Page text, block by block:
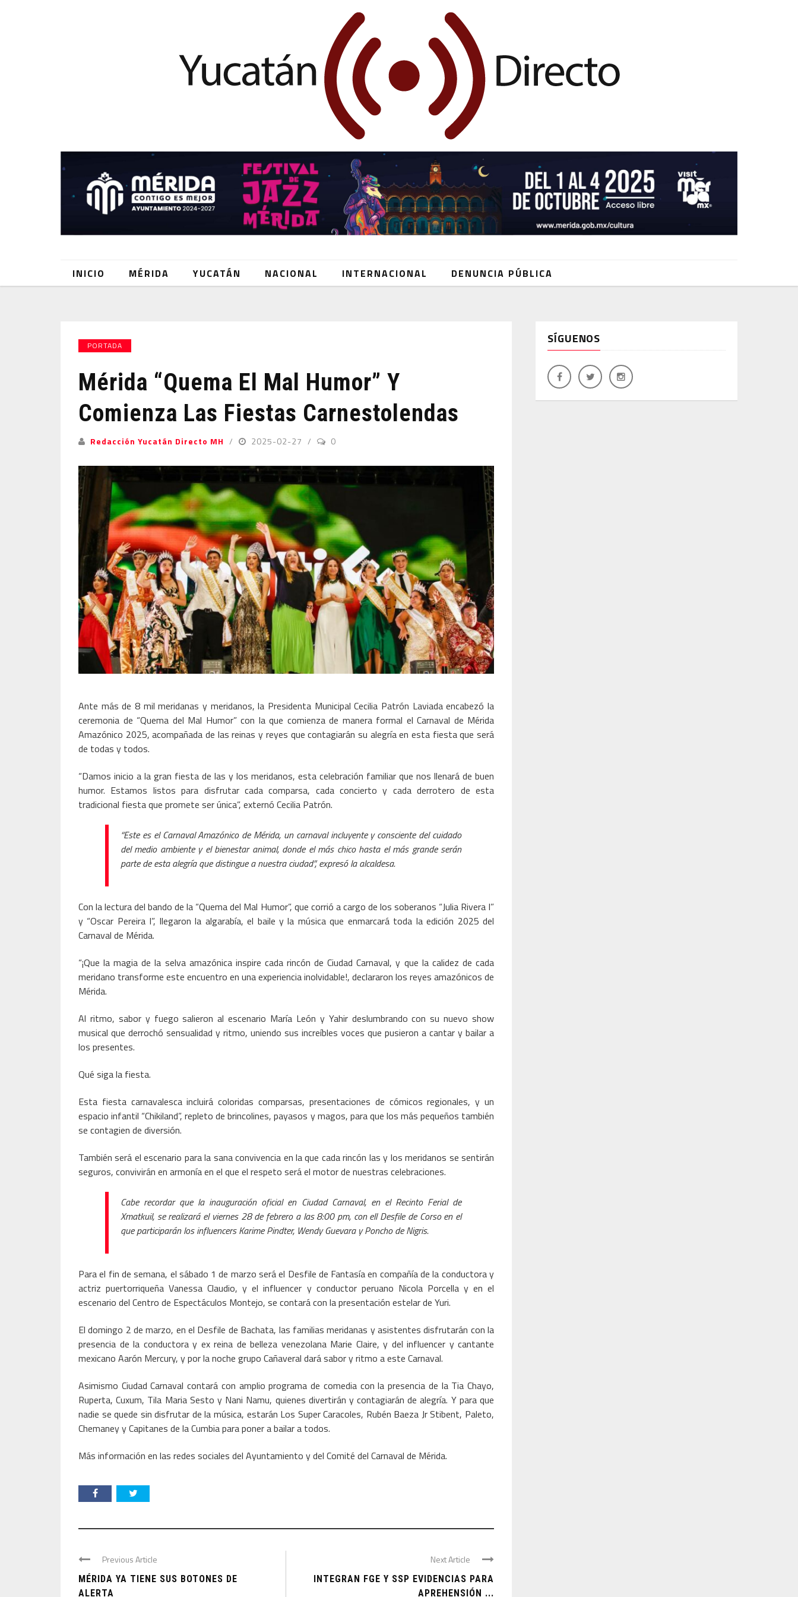
INICIO MÉRIDA YUCATÁN NACIONAL INTERNACIONAL DENUNCIA PÚBLICA
PORTADA
Mérida “quema El Mal Humor” Y
Comienza Las Fiestas Carnestolendas
Redacción Yucatán Directo MH 2025-02-27 0
Ante más de 8 mil meridanas y meridanos, la Presidenta Municipal Cecilia Patrón Laviada encabezó la
ceremonia de “Quema del Mal Humor” con la que comienza de manera formal el Carnaval de Mérida
Amazónico 2025, acompañada de las reinas y reyes que contagiarán su alegría en esta fiesta que será
de todas y todos.
“Damos inicio a la gran fiesta de las y los meridanos, esta celebración familiar que nos llenará de buen
humor. Estamos listos para disfrutar cada comparsa, cada concierto y cada derrotero de esta
tradicional fiesta que promete ser única”, externó Cecilia Patrón.
“Este es el Carnaval Amazónico de Mérida, un carnaval incluyente y consciente del cuidado
del medio ambiente y el bienestar animal, donde el más chico hasta el más grande serán
parte de esta alegría que distingue a nuestra ciudad”, expresó la alcaldesa.
Con la lectura del bando de la “Quema del Mal Humor”, que corrió a cargo de los soberanos “Julia Rivera I”
y “Oscar Pereira I”, llegaron la algarabía, el baile y la música que enmarcará toda la edición 2025 del
Carnaval de Mérida.
“¡Que la magia de la selva amazónica inspire cada rincón de Ciudad Carnaval, y que la calidez de cada
meridano transforme este encuentro en una experiencia inolvidable!, declararon los reyes amazónicos de
Mérida.
Al ritmo, sabor y fuego salieron al escenario María León y Yahir deslumbrando con su nuevo show
musical que derrochó sensualidad y ritmo, uniendo sus increíbles voces que pusieron a cantar y bailar a
los presentes.
Qué siga la fiesta.
Esta fiesta carnavalesca incluirá coloridas comparsas, presentaciones de cómicos regionales, y un
espacio infantil “Chikiland”, repleto de brincolines, payasos y magos, para que los más pequeños también
se contagien de diversión.
También será el escenario para la sana convivencia en la que cada rincón las y los meridanos se sentirán
seguros, convivirán en armonía en el que el respeto será el motor de nuestras celebraciones.
Cabe recordar que la inauguración oficial en Ciudad Carnaval, en el Recinto Ferial de
Xmatkuil, se realizará el viernes 28 de febrero a las 8:00 pm, con ell Desfile de Corso en el
que participarán los influencers Karime Pindter, Wendy Guevara y Poncho de Nigris.
Para el fin de semana, el sábado 1 de marzo será el Desfile de Fantasía en compañía de la conductora y
actriz puertorriqueña Vanessa Claudio, y el influencer y conductor peruano Nicola Porcella y en el
escenario del Centro de Espectáculos Montejo, se contará con la presentación estelar de Yuri.
El domingo 2 de marzo, en el Desfile de Bachata, las familias meridanas y asistentes disfrutarán con la
presencia de la conductora y ex reina de belleza venezolana Marie Claire, y del influencer y cantante
mexicano Aarón Mercury, y por la noche grupo Cañaveral dará sabor y ritmo a este Carnaval.
Asimismo Ciudad Carnaval contará con amplio programa de comedia con la presencia de la Tia Chayo,
Ruperta, Cuxum, Tila Maria Sesto y Nani Namu, quienes divertirán y contagiarán de alegría. Y para que
nadie se quede sin disfrutar de la música, estarán Los Super Caracoles, Rubén Baeza Jr Stibent, Paleto,
Chemaney y Capitanes de la Cumbia para poner a bailar a todos.
Más información en las redes sociales del Ayuntamiento y del Comité del Carnaval de Mérida.
Previous Article
MÉRIDA YA TIENE SUS BOTONES DE
ALERTA
Next Article
INTEGRAN FGE Y SSP EVIDENCIAS PARA
APREHENSIÓN ...
SÍGUENOS